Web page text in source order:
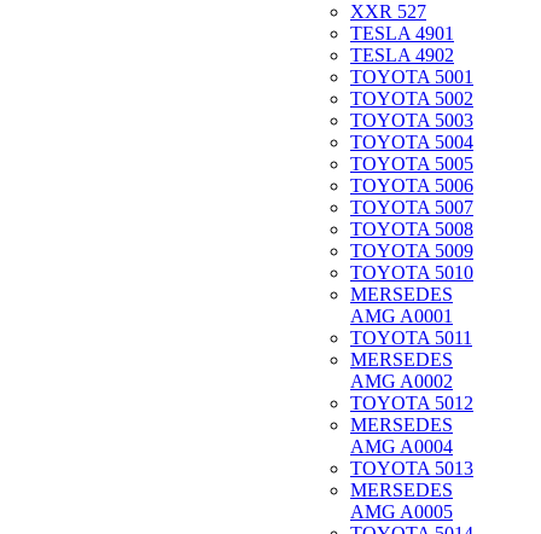
XXR 527
TESLA 4901
TESLA 4902
TOYOTA 5001
TOYOTA 5002
TOYOTA 5003
TOYOTA 5004
TOYOTA 5005
TOYOTA 5006
TOYOTA 5007
TOYOTA 5008
TOYOTA 5009
TOYOTA 5010
MERSEDES
AMG A0001
TOYOTA 5011
MERSEDES
AMG A0002
TOYOTA 5012
MERSEDES
AMG A0004
TOYOTA 5013
MERSEDES
AMG A0005